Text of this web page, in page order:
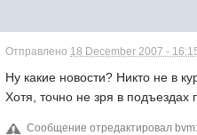
Отправлено 18 December 2007 -
Ну какие новости? Никто не в
Хотя, точно не зря в
Сообщение отредактировал